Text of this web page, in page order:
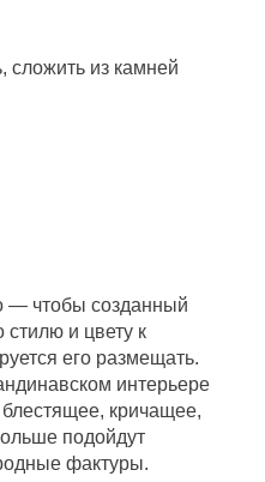
сложить из камней
— чтобы созданный
и цвету к
его размещать.
интерьере
кричащее,
подойдут
фактуры.